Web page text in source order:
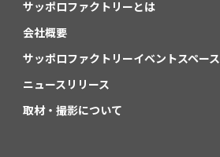
サッポロファクトリーとは
会社概要
サッポロファクトリーイベントスペース
ニュースリリース
取材・撮影について